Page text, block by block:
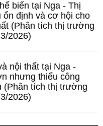
biến tại Nga - Thị
định và cơ hội cho
(Phân tích thị trường
2026)
nội thất tại Nga -
nhưng thiếu công
(Phân tích thị trường
2026)